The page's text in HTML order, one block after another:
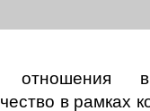
отношения
в рамках